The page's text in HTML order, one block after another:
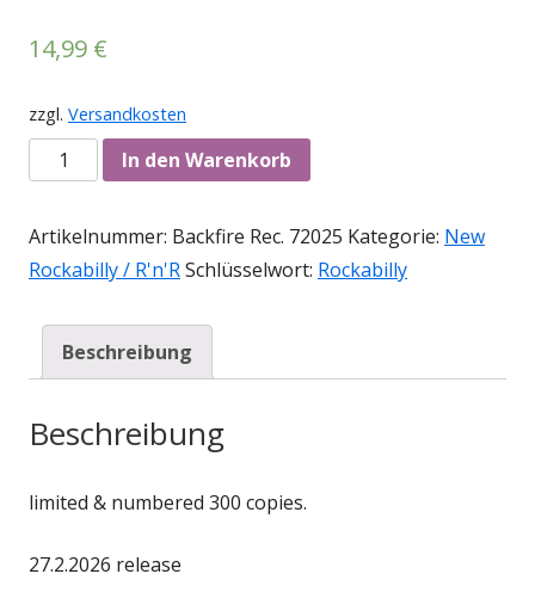
14,99 €
zzgl. Versandkosten
Anzahl In den Warenkorb
Artikelnummer: Backfire Rec. 72025 Kategorie: New
Rockabilly / R'n'RSchlüsselwort: Rockabilly
Beschreibung
Beschreibung
limited & numbered 300 copies.
27.2.2026 release